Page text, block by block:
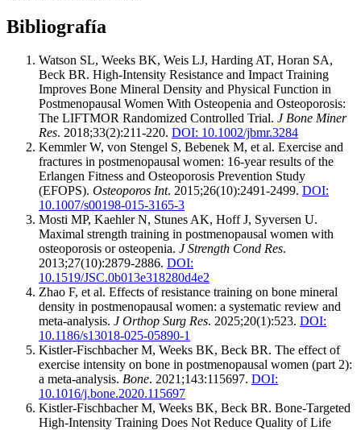
Bibliografía
Watson SL, Weeks BK, Weis LJ, Harding AT, Horan SA,
Beck BR. High-Intensity Resistance and Impact Training
Improves Bone Mineral Density and Physical Function in
Postmenopausal Women With Osteopenia and Osteoporosis:
The LIFTMOR Randomized Controlled Trial. J Bone Miner
Res. 2018;33(2):211-220. DOI: 10.1002/jbmr.3284
Kemmler W, von Stengel S, Bebenek M, et al. Exercise and
fractures in postmenopausal women: 16-year results of the
Erlangen Fitness and Osteoporosis Prevention Study
(EFOPS). Osteoporos Int. 2015;26(10):2491-2499. DOI:
10.1007/s00198-015-3165-3
Mosti MP, Kaehler N, Stunes AK, Hoff J, Syversen U.
Maximal strength training in postmenopausal women with
osteoporosis or osteopenia. J Strength Cond Res.
2013;27(10):2879-2886. DOI:
10.1519/JSC.0b013e318280d4e2
Zhao F, et al. Effects of resistance training on bone mineral
density in postmenopausal women: a systematic review and
meta-analysis. J Orthop Surg Res. 2025;20(1):523. DOI:
10.1186/s13018-025-05890-1
Kistler-Fischbacher M, Weeks BK, Beck BR. The effect of
exercise intensity on bone in postmenopausal women (part 2):
a meta-analysis. Bone. 2021;143:115697. DOI:
10.1016/j.bone.2020.115697
Kistler-Fischbacher M, Weeks BK, Beck BR. Bone-Targeted
High-Intensity Training Does Not Reduce Quality of Life